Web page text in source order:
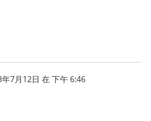
7月12日 在 下午 6:46